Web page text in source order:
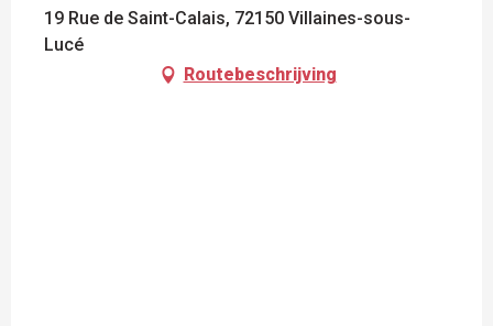
19 Rue de Saint-Calais, 72150 Villaines-sous-
Lucé
Routebeschrijving